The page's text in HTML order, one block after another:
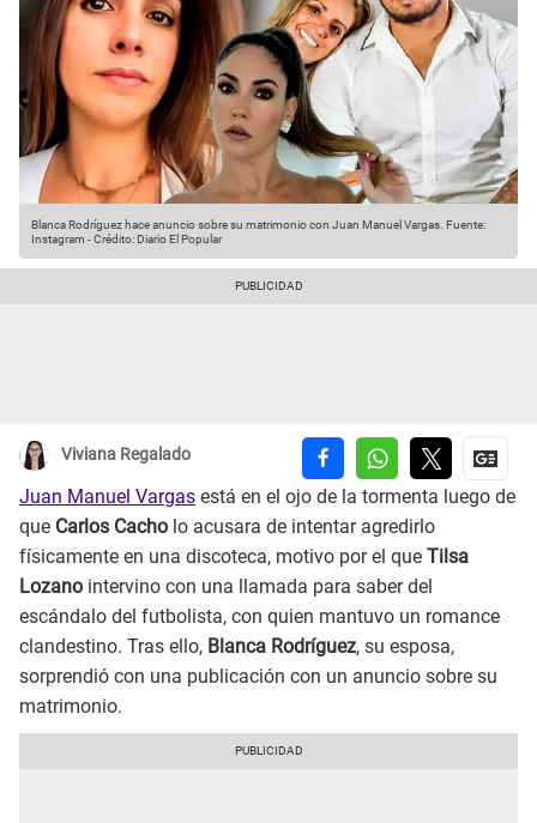
Blanca Rodríguez hace anuncio sobre su matrimonio con Juan Manuel Vargas. Fuente:
Instagram -Crédito: Diario El Popular
Viviana Regalado
Juan Manuel Vargas está en el ojo de la tormenta luego de
que Carlos Cacho lo acusara de intentar agredirlo
físicamente en una discoteca, motivo por el que Tilsa
Lozano intervino con una llamada para saber del
escándalo del futbolista, con quien mantuvo un romance
clandestino. Tras ello, Blanca Rodríguez, su esposa,
sorprendió con una publicación con un anuncio sobre su
matrimonio.